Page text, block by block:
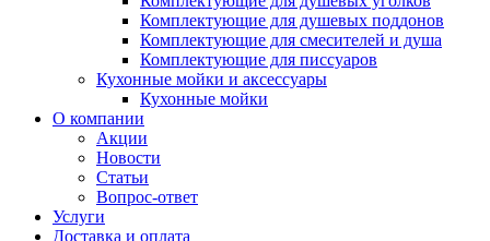
Комплектующие для душевых поддонов
Комплектующие для смесителей и душа
Комплектующие для писсуаров
Кухонные мойки и аксессуары
Кухонные мойки
О компании
Акции
Новости
Статьи
Вопрос-ответ
Услуги
Доставка и оплата